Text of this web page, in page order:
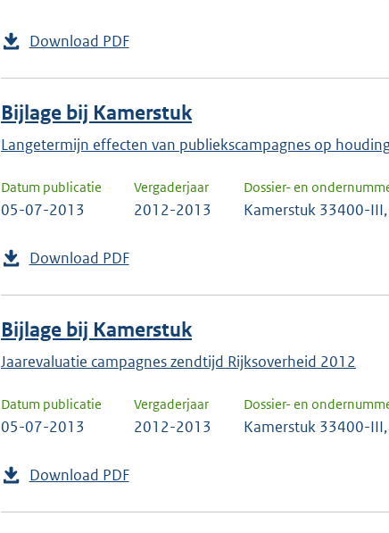
keuze
Download PDF
Bijlage bij Kamerstuk
Langetermijn effecten van publiekscampagnes op
Datum publicatie
05-07-2013
Vergaderjaar
2012-2013
Dossier- en
Kamerstuk 33400-III,
Download PDF
Bijlage bij Kamerstuk
Jaarevaluatie campagnes zendtijd Rijksoverheid 2012
Datum publicatie
05-07-2013
Vergaderjaar
2012-2013
Dossier- en
Kamerstuk 33400-III,
Download PDF